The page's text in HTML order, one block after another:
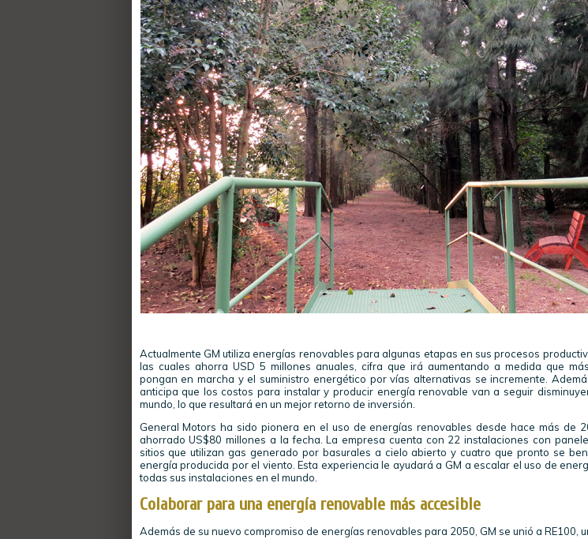
Actualmente GM utiliza energías renovables para algunas etapas en sus procesos
las cuales ahorra USD 5 millones anuales, cifra que irá aumentando a medida que
pongan en marcha y el suministro energético por vías alternativas se incremente.
anticipa que los costos para instalar y producir energía renovable van a seguir
mundo, lo que resultará en un mejor retorno de inversión.
General Motors ha sido pionera en el uso de energías renovables desde hace más de
ahorrado US$80 millones a la fecha. La empresa cuenta con 22 instalaciones con
sitios que utilizan gas generado por basurales a cielo abierto y cuatro que pronto se
energía producida por el viento. Esta experiencia le ayudará a GM a escalar el uso de
todas sus instalaciones en el mundo.
Colaborar para una energía renovable más accesible
Además de su nuevo compromiso de energías renovables para 2050, GM se unió a RE100,